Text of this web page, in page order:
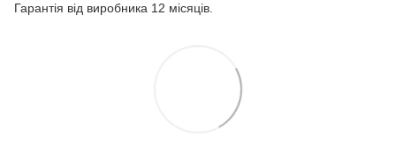
Гарантія від виробника 12 місяців.